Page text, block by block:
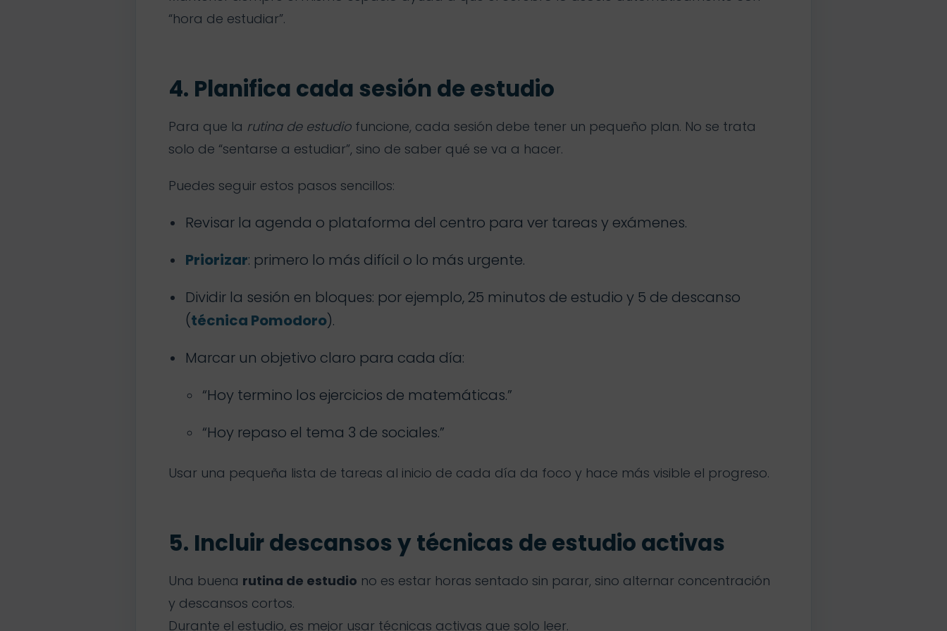
“hora de estudiar”.
4. Planifica cada sesión de estudio
Para que la rutina de estudio funcione, cada sesión debe tener un pequeño plan. No se trata
solo de “sentarse a estudiar”, sino de saber qué se va a hacer.
Puedes seguir estos pasos sencillos:
Revisar la agenda o plataforma del centro para ver tareas y exámenes.
Priorizar: primero lo más difícil o lo más urgente.
Dividir la sesión en bloques: por ejemplo, 25 minutos de estudio y 5 de descanso
(técnica Pomodoro).
Marcar un objetivo claro para cada día:
“Hoy termino los ejercicios de matemáticas.”
“Hoy repaso el tema 3 de sociales.”
Usar una pequeña lista de tareas al inicio de cada día da foco y hace más visible el progreso.
5. Incluir descansos y técnicas de estudio activas
Una buena rutina de estudio no es estar horas sentado sin parar, sino alternar concentración
y descansos cortos.
Durante el estudio, es mejor usar técnicas activas que solo leer.